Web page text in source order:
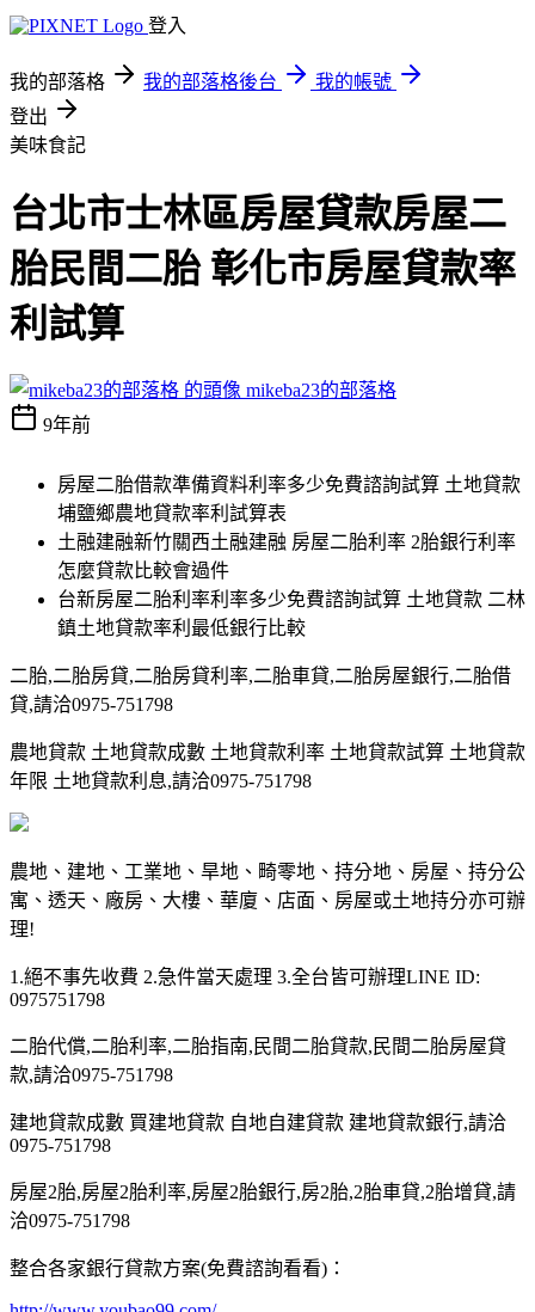
登入
我的部落格 我的部落格後台
我的帳號
登出
美味食記
台北市士林區房屋貸款房屋二
胎民間二胎 彰化市房屋貸款率
利試算
mikeba23的部落格
9年前
房屋二胎借款準備資料利率多少免費諮詢試算 土地貸款
埔鹽鄉農地貸款率利試算表
土融建融新竹關西土融建融 房屋二胎利率 2胎銀行利率
怎麼貸款比較會過件
台新房屋二胎利率利率多少免費諮詢試算 土地貸款 二林
鎮土地貸款率利最低銀行比較
二胎,二胎房貸,二胎房貸利率,二胎車貸,二胎房屋銀行,二胎借
貸,請洽0975-751798
農地貸款 土地貸款成數 土地貸款利率 土地貸款試算 土地貸款
年限 土地貸款利息,請洽0975-751798
農地、建地、工業地、旱地、畸零地、持分地、房屋、持分公
寓、透天、廠房、大樓、華廈、店面、房屋或土地持分亦可辦
理!
1.絕不事先收費 2.急件當天處理 3.全台皆可辦理LINE ID:
0975751798
二胎代償,二胎利率,二胎指南,民間二胎貸款,民間二胎房屋貸
款,請洽0975-751798
建地貸款成數 買建地貸款 自地自建貸款 建地貸款銀行,請洽
0975-751798
房屋2胎,房屋2胎利率,房屋2胎銀行,房2胎,2胎車貸,2胎增貸,請
洽0975-751798
整合各家銀行貸款方案(免費諮詢看看)：